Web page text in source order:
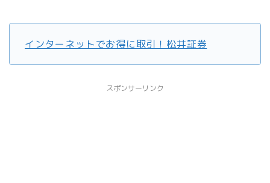
インターネットでお得に取引！松井証券
スポンサーリンク